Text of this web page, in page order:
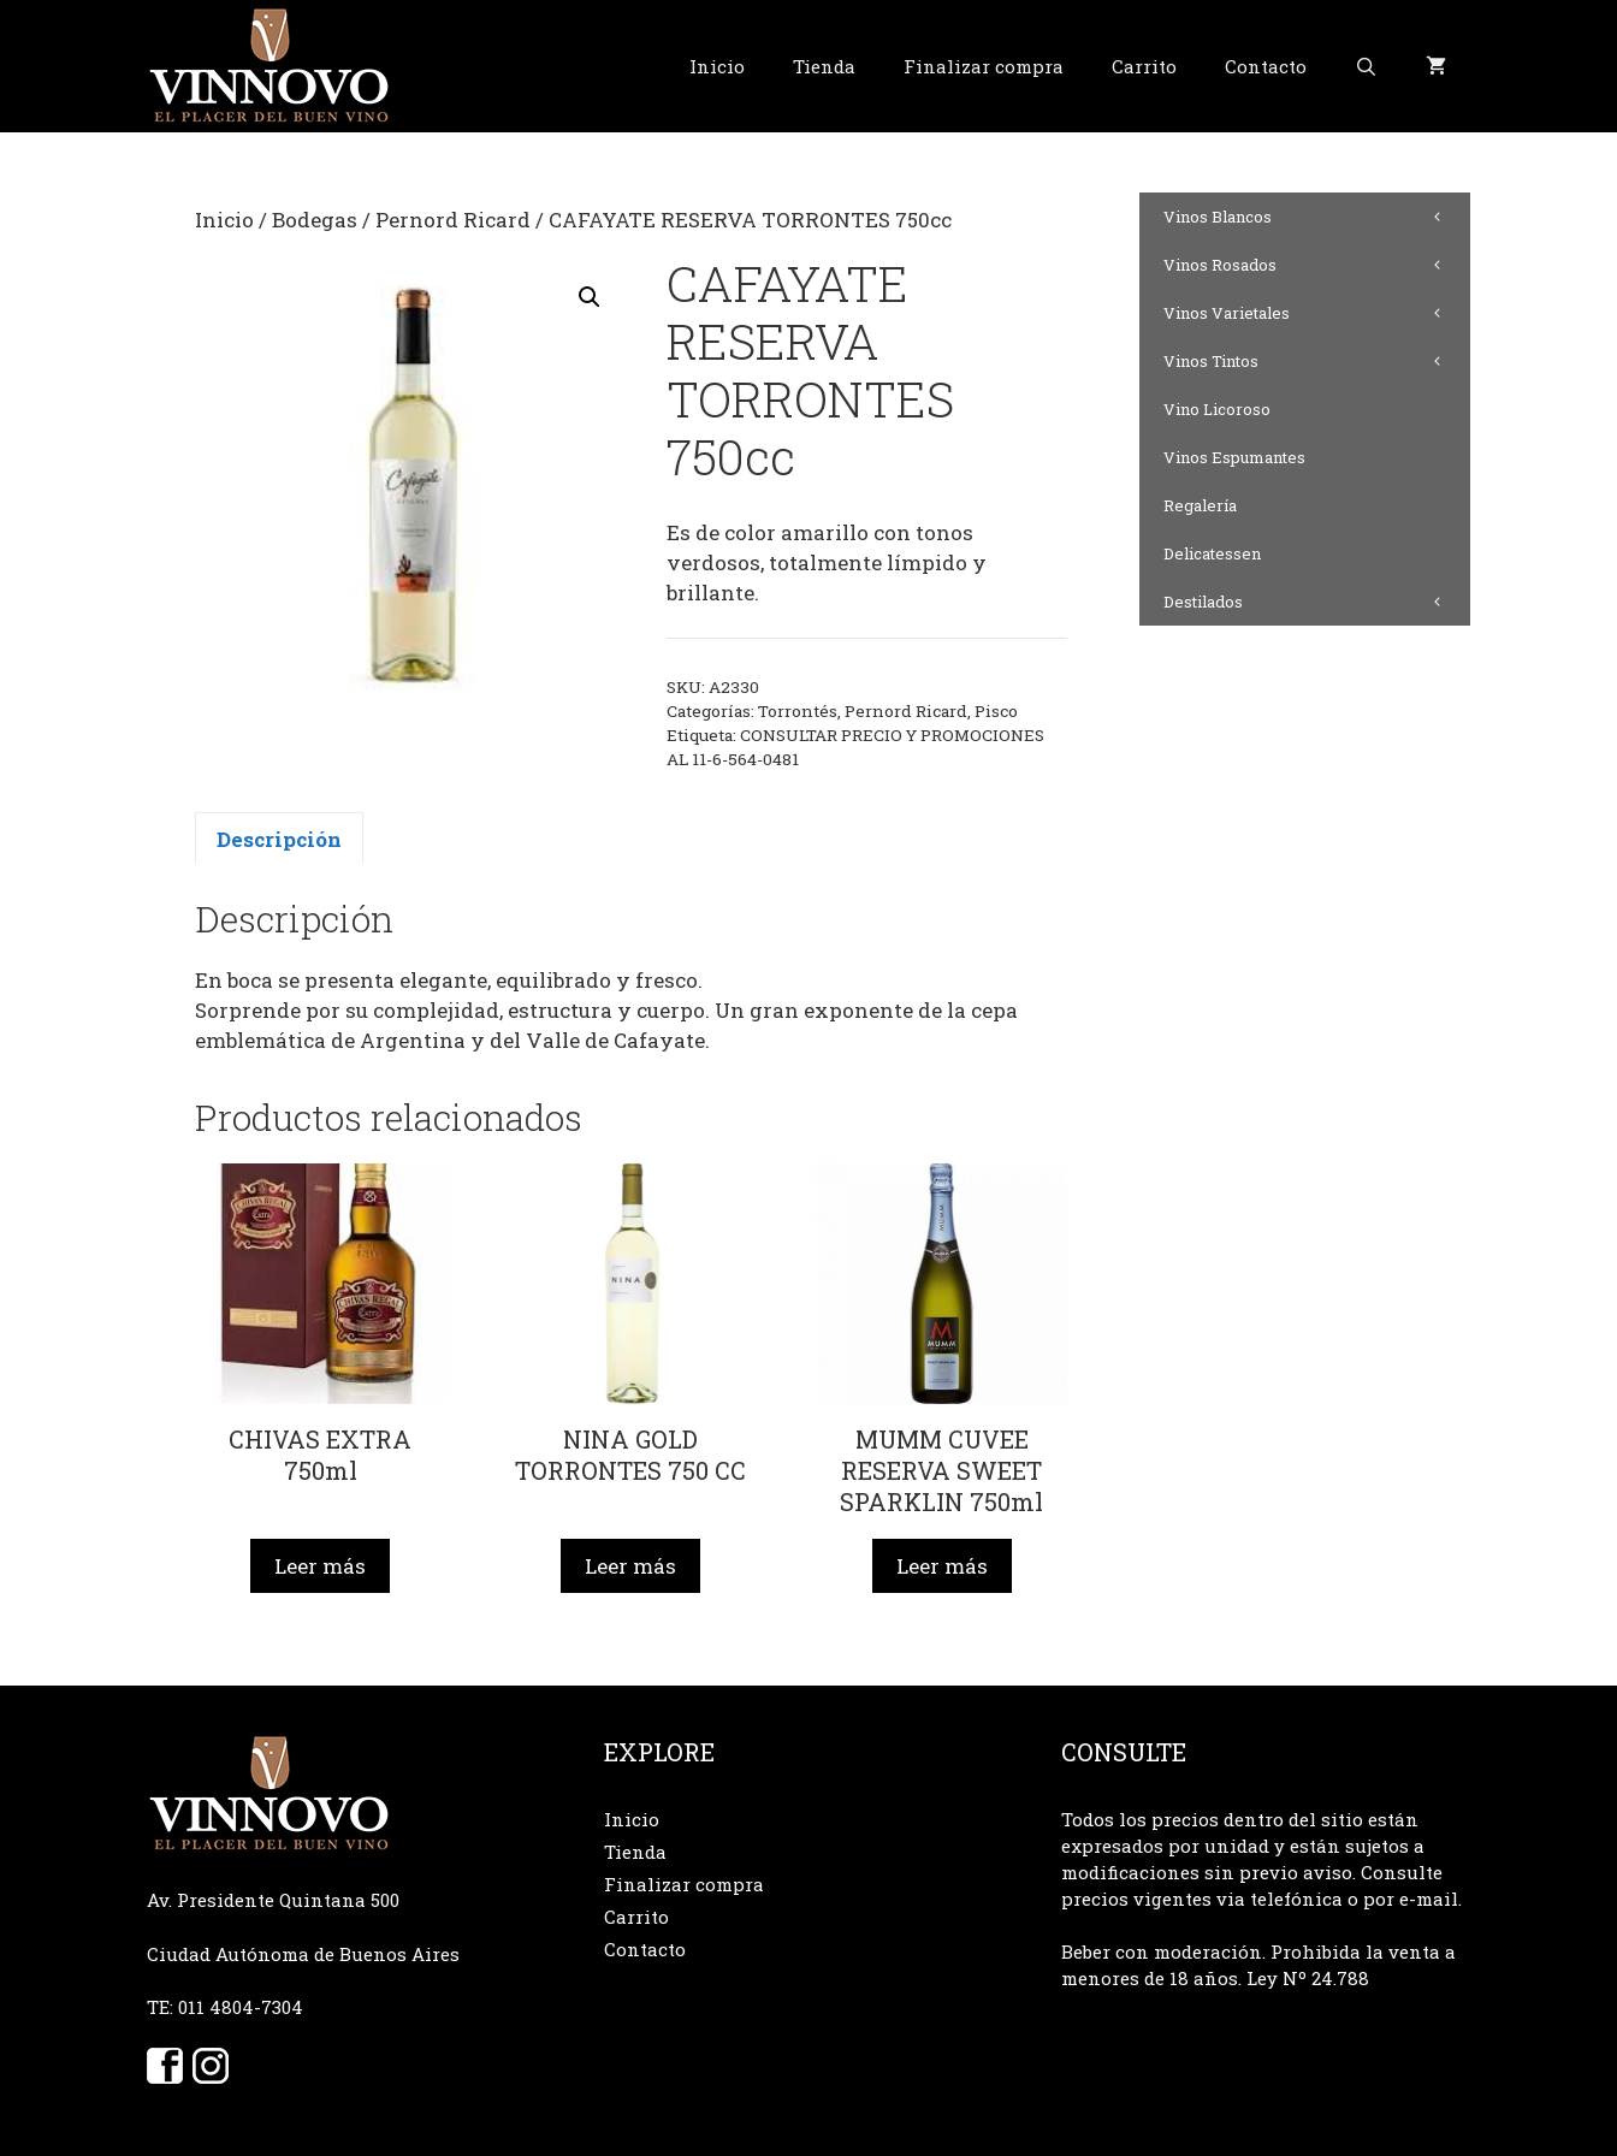
Inicio Tienda Finalizar compra Carrito Contacto
Inicio /Bodegas / Pernord Ricard / CAFAYATE RESERVA TORRONTES 750cc
CAFAYATE
RESERVA
TORRONTES
750cc
Es de color amarillo con tonos
verdosos, totalmente límpido y
brillante.
SKU: A2330
Categorías: Torrontés, Pernord Ricard, Pisco
Etiqueta: CONSULTAR PRECIO Y PROMOCIONES
AL 11-6-564-0481
Descripción
Descripción
En boca se presenta elegante, equilibrado y fresco.
Sorprende por su complejidad, estructura y cuerpo. Un gran exponente de la cepa
emblemática de Argentina y del Valle de Cafayate.
Productos relacionados
CHIVAS EXTRA
750ml
Leer más
NINA GOLD
TORRONTES 750 CC
Leer más
MUMM CUVEE
RESERVA SWEET
SPARKLIN 750ml
Leer más
Vinos Blancos
Vinos Rosados
Vinos Varietales
Vinos Tintos
Vino Licoroso
Vinos Espumantes
Regalería
Delicatessen
Destilados
Av. Presidente Quintana 500
Ciudad Autónoma de Buenos Aires
TE: 011 4804-7304
EXPLORE
Inicio
Tienda
Finalizar compra
Carrito
Contacto
CONSULTE
Todos los precios dentro del sitio están
expresados por unidad y están sujetos a
modificaciones sin previo aviso. Consulte
precios vigentes via telefónica o por e-mail.
Beber con moderación. Prohibida la venta a
menores de 18 años. Ley Nº 24.788